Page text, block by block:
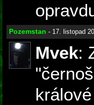
Pozemstan - 17. listopad
Mvek: